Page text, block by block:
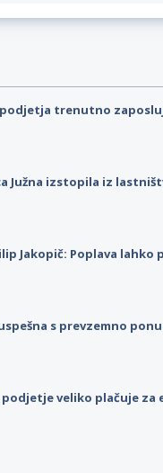
trenutno
Južna izstopila iz
Jakopič: Poplava
s prevzemno
podjetje veliko plačuje